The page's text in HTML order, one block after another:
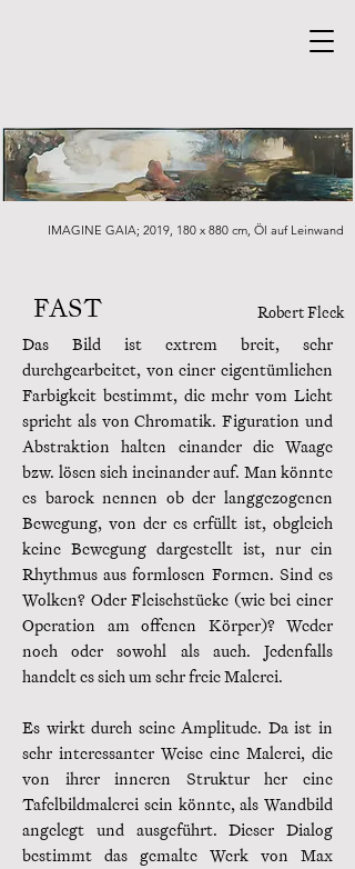
IMAGINE GAIA; 2019, 180 x 880 cm, Öl auf Leinwand
FAST
Robert Fleck
Das Bild ist extrem breit, sehr
durchgearbeitet, von einer eigentümlichen
Farbigkeit bestimmt, die mehr vom Licht
spricht als von Chromatik. Figuration und
Abstraktion halten einander die Waage
bzw. lösen sich ineinander auf. Man könnte
es barock nennen ob der langgezogenen
Bewegung, von der es erfüllt ist, obgleich
keine Bewegung dargestellt ist, nur ein
Rhythmus aus formlosen Formen. Sind es
Wolken? Oder Fleischstücke (wie bei einer
Operation am offenen Körper)? Weder
noch oder sowohl als auch. Jedenfalls
handelt es sich um sehr freie Malerei.
Es wirkt durch seine Amplitude. Da ist in
sehr interessanter Weise eine Malerei, die
von ihrer inneren Struktur her eine
Tafelbildmalerei sein könnte, als Wandbild
angelegt und ausgeführt. Dieser Dialog
bestimmt das gemalte Werk von Max